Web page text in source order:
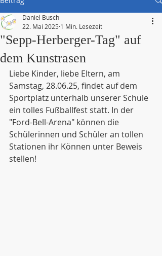
"Sepp-Herberger-Tag" auf
dem Kunstrasen
Daniel Busch
22. Mai 2025 1 Min. Lesezeit
Liebe Kinder, liebe Eltern, am
Samstag, 28.06.25, findet auf dem
Sportplatz unterhalb unserer Schule
ein tolles Fußballfest statt. In der
"Ford-Bell-Arena" können die
Schülerinnen und Schüler an tollen
Stationen ihr Können unter Beweis
stellen!